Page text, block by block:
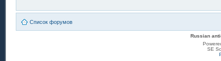
Список форумов
Russian
SE